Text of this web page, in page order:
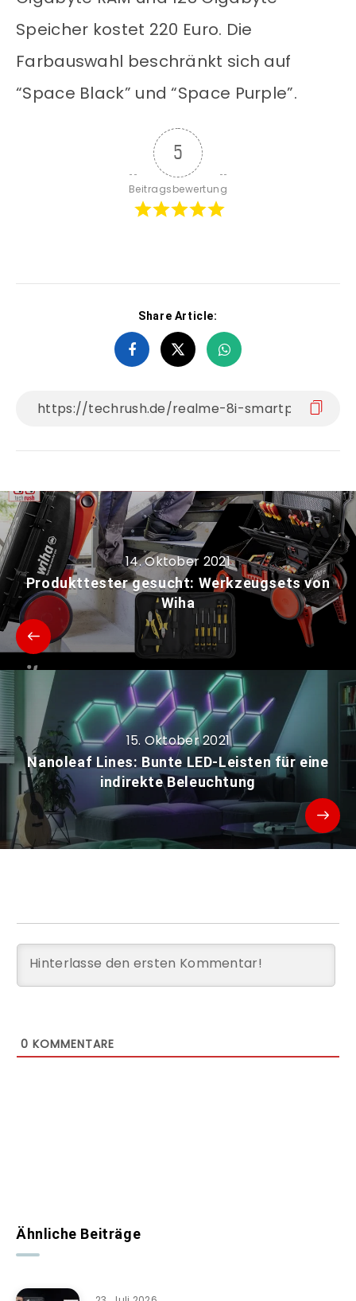
Speicher kostet 220 Euro. Die
Farbauswahl beschränkt sich auf
“Space Black” und “Space Purple”.
5
Beitragsbewertung
Share Article:
14. Oktober 2021
Produkttester gesucht: Werkzeugsets von
Wiha
15. Oktober 2021
Nanoleaf Lines: Bunte LED-Leisten für eine
indirekte Beleuchtung
0 KOMMENTARE
Ähnliche Beiträge